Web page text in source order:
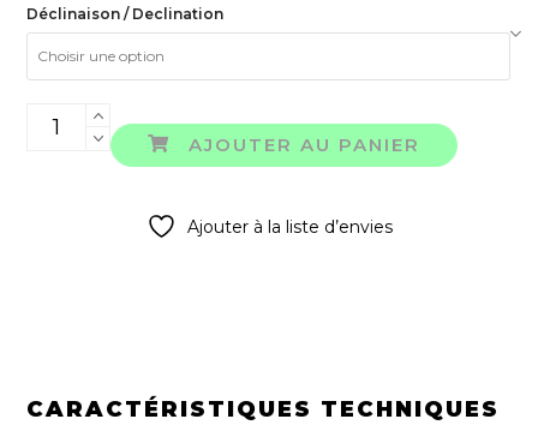
était :
110,00 €.
est :
Déclinaison / Declination
AJOUTER AU PANIER
Ajouter à la liste d’envies
CARACTÉRISTIQUES TECHNIQUES